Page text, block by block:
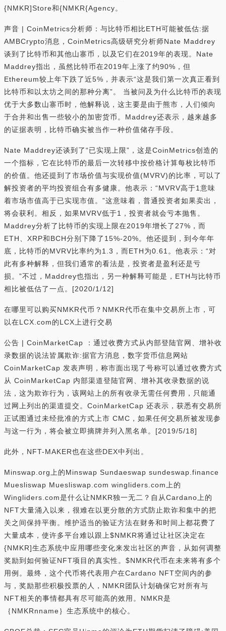
{NMKR]Store和{NMKR{Agency。
声音 | CoinMetrics分析师：与比特币相比ETH可能被低估:据
AMBCrypto消息，CoinMetrics高级研究分析师Nate Maddrey
谈到了比特币和其他山寨币，以及它们在2019年的表现。Nate
Maddrey指出，虽然比特币在2019年上涨了约90%，但
Ethereum较上年下跌了近5%，并表示“这是我们第一次真正看到
比特币和以太坊之间的那种分离”。 当被问及为什么比特币的表现
优于大多数山寨币时，他解释说，这主要是由于熊市，人们倾向
于合并和出售一些较小的加密货币。Maddrey还表示，越来越多
的证据表明，比特币确实被当作一种价值储存手段。
Nate Maddrey还谈到了“已实现上限”，这是CoinMetrics创造的
一个指标，它在比特币的最后一次转移中按价格计算每枚比特币
的价值。他还提到了市场价值与实现价值(MVRV)的比率，可以了
解投资者的平均投资组合有多健康。他表示：“MVRV高于1意味
着市场市值高于已实现市值。”这意味着，普通投资者如果卖出，
将会获利。相反，如果MVRV低于1，投资者就会亏本抛售。
Maddrey分析了比特币的实现上限在2019年增长了27%，而
ETH、XRP和BCH分别下降了15%-20%。他还提到，到今年年
底，比特币的MVRV比率约为1.3，而ETH为0.61。他表示：“对
此有多种解释，但我们通常的看法是，投资者是盈利还是亏
损。”不过，Maddrey也指出，另一种解释可能是，ETH与比特币
相比被低估了一点。[2020/1/12]
在哪里可以购买NMKR代币？NMKR代币在集中交易所上市，可
以在LCX.com的LCX上进行交易
公告 | CoinMarketCap ：通过收费方式从内部登陆官网、增补收
录数据的说法皆属欺诈:据官方消息，数字货币信息网站
CoinMarketCap 发表声明，称市面出现了号称可以通过收费方式
从 CoinMarketCap 内部渠道登陆官网、增补其收录数据的说
法，这为欺诈行为，该网站上的所有收录无需任何费用，只能通
过网上列出的渠道提交。CoinMarketCap 还表示，获悉有交易所
正试图通过未经批准的方式上市 CMC，如果任何交易所被发现参
与这一行为，将会被立即摘牌并列入黑名单。[2019/5/18]
此外，NFT-MAKER也在这些DEX中列出。
Minswap.org上的Minswap Sundaeswap sundeswap.finance
Muesliswap Muesliswap.com wingliders.com上的
Wingliders.com是什么让NMKR独一无二？自从Cardano上的
NFT大量涌入以来，很难在以更分散的方式防止欺诈和集中的把
关之间保持平衡。维护适当的验证方法在财务和时间上都花费了
大量成本，使许多平台难以跟上$NMKR将通过让社区决定在
{NMKR]生态系统中应用哪些变化来发出社区的声音，从如何调整
奖励到如何验证NFT项目的真实性。$NMKR代币在未来将有多个
用例。最终，这个代币将代表用户在Cardano NFT空间内的参
与，奖励那些积极投票的人，NMKR团队计划确保它对所有与
NFT相关的事情都具有尽可能高的效用。NMKR是
｛NMKRnname｝生态系统中的核心。